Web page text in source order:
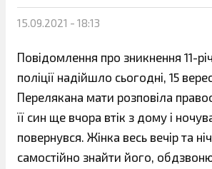
15.09.2021 - 18:13
Повідомлення про зникнення 11-
поліції надійшло сьогодні, 15
Перелякана мати розповіла
її син ще вчора втік з дому і
повернувся. Жінка весь вечір та
самостійно знайти його,